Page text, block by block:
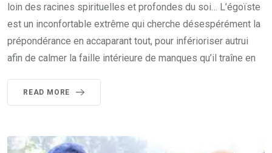
loin des racines spirituelles et profondes du soi… L’égoïste
est un inconfortable extrême qui cherche désespérément la
prépondérance en accaparant tout, pour inférioriser autrui
afin de calmer la faille intérieure de manques qu’il traîne en
READ MORE